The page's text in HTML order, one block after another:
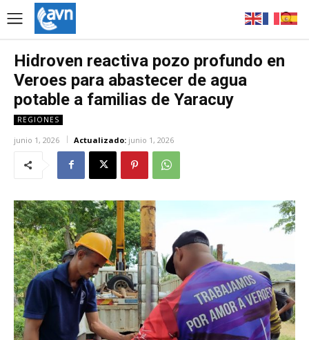
Hidroven reactiva pozo profundo en
Veroes para abastecer de agua
potable a familias de Yaracuy
REGIONES
junio 1, 2026 Actualizado: junio 1, 2026